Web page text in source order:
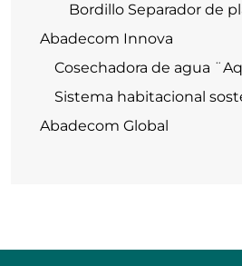
Bordillo Separador de
Abadecom Innova
Cosechadora de agua
Sistema habitacional
Abadecom Global